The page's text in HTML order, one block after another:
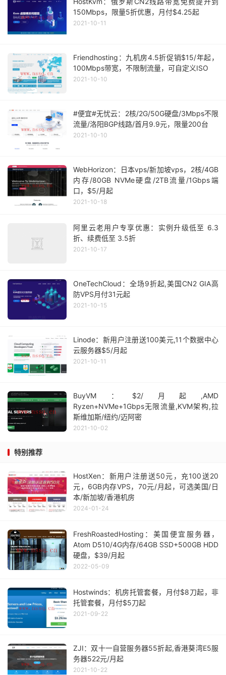
150Mbps，限量5折优惠，月付$4.25起
2021-10-11
Friendhosting：九机房4.5折促销$15/年起，
100Mbps带宽，不限制流量，可自定义ISO
2021-10-10
#便宜#无忧云：2核/2G/50G硬盘/3Mbps不限
流量/洛阳BGP线路/首月9.9元，限量200台
2021-10-10
WebHorizon：日本vps/新加坡vps，2核/4GB
内存/80GB NVMe硬盘/2TB流量/1Gbps端
口，$5/月起
2021-10-18
阿里云老用户专享优惠：实例升级低至 6.3
折、续费低至 3.5折
2021-10-17
OneTechCloud：全场9折起,美国CN2 GIA高
防VPS月付31元起
2021-10-15
Linode：新用户注册送100美元,11个数据中心
云服务器$5/月起
2021-10-11
BuyVM：$2/月起,AMD
Ryzen+NVMe+1Gbps无限流量,KVM架构,拉
斯维加斯/纽约/迈阿密
2021-10-02
特别推荐
HostXen：新用户注册送50元，充100送20
元，6GB内存VPS，70元/月起，可选美国/日
本/新加坡/香港机房
2024-01-24
FreshRoastedHosting：美国便宜服务器，
Atom D510/4G内存/64GB SSD+500GB HDD
硬盘，$39/月起
2022-05-09
Hostwinds：机房托管套餐，月付$8刀起，非
托管套餐，月付$5刀起
2021-09-22
ZJI：双十一自营服务器55折起,香港葵湾E5服
务器522元/月起
2021-10-22